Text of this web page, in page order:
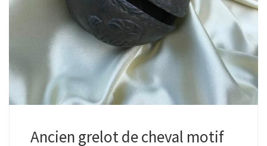
Ancien grelot de cheval motif